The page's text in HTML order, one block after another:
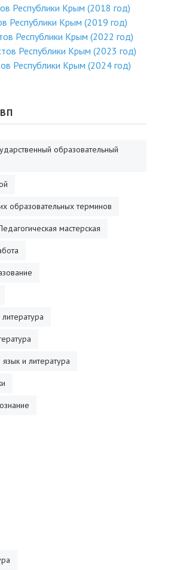
учебному году 2026-2027
Республики Крым (2018 год)
Республики Крым (2019 год)
Республики Крым (2022 год)
Республики Крым (2023 год)
Республики Крым (2024 год)
образовательный
образовательных терминов
мастерская
и литература